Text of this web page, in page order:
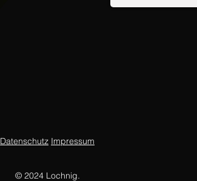
Datenschutz Impressum
© 2024 Lochnig.